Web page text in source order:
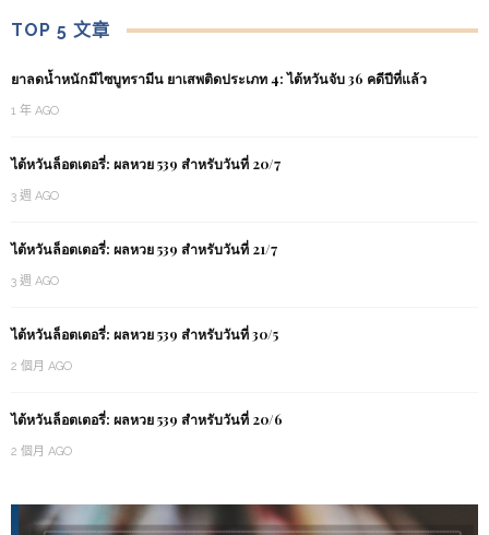
TOP 5 文章
ยาลดน้ำหนักมีไซบูทรามีน ยาเสพติดประเภท 4: ไต้หวันจับ 36 คดีปีที่แล้ว
1 年 AGO
ไต้หวันล็อตเตอรี่: ผลหวย 539 สำหรับวันที่ 20/7
3 週 AGO
ไต้หวันล็อตเตอรี่: ผลหวย 539 สำหรับวันที่ 21/7
3 週 AGO
ไต้หวันล็อตเตอรี่: ผลหวย 539 สำหรับวันที่ 30/5
2 個月 AGO
ไต้หวันล็อตเตอรี่: ผลหวย 539 สำหรับวันที่ 20/6
2 個月 AGO